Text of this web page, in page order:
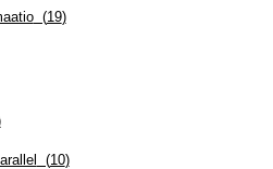
(19)
(10)